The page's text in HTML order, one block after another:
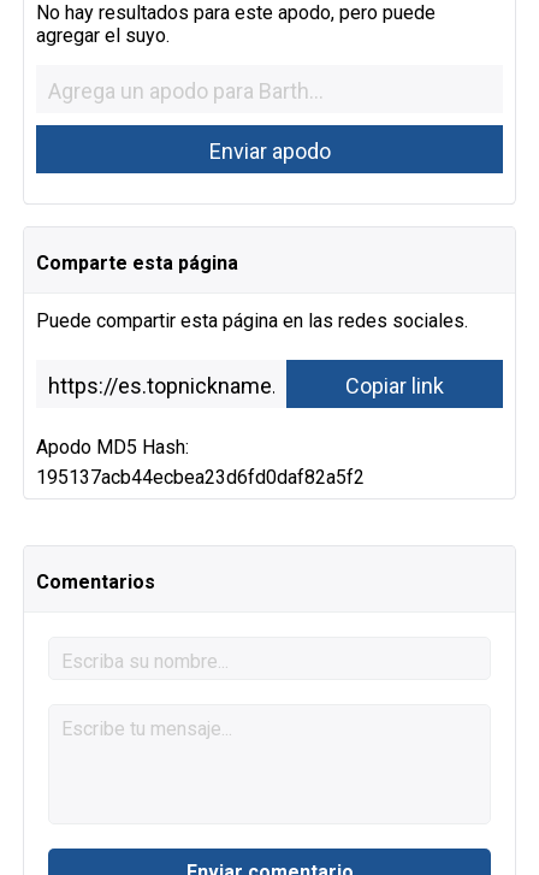
No hay resultados para este apodo, pero puede
agregar el suyo.
Comparte esta página
Puede compartir esta página en las redes sociales.
Apodo MD5 Hash:
195137acb44ecbea23d6fd0daf82a5f2
Comentarios